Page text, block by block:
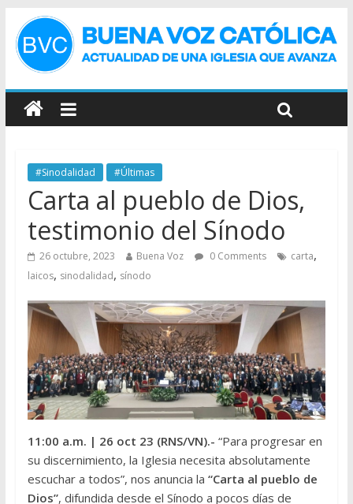
#Sinodalidad #Últimas
Carta al pueblo de Dios,
testimonio del Sínodo
26 octubre, 2023 Buena Voz 0 Comments carta,
laicos, sinodalidad, sínodo
11:00 a.m. | 26 oct 23 (RNS/VN).- “Para progresar en
su discernimiento, la Iglesia necesita absolutamente
escuchar a todos”, nos anuncia la “Carta al pueblo de
Dios”, difundida desde el Sínodo a pocos días de